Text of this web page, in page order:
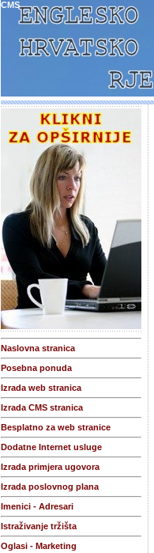
CMS
Naslovna stranica
Posebna ponuda
Izrada web stranica
Izrada CMS stranica
Besplatno za web stranice
Dodatne Internet usluge
Izrada primjera ugovora
Izrada poslovnog plana
Imenici - Adresari
Istraživanje tržišta
Oglasi - Marketing